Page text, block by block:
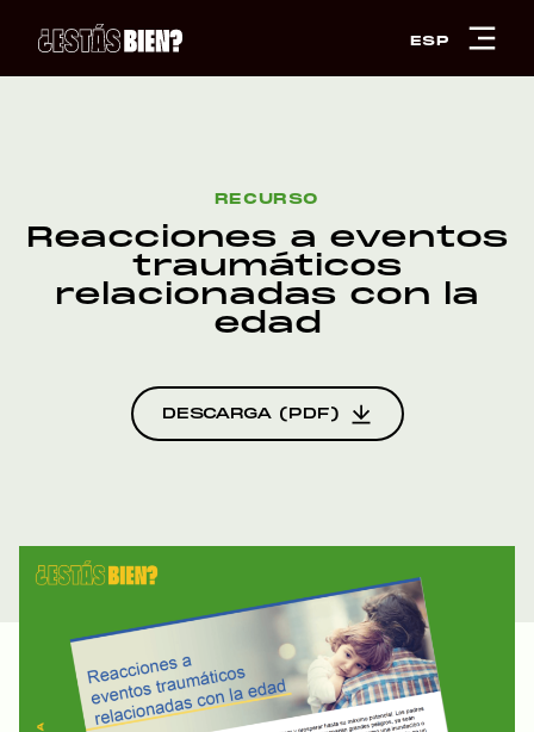
ESP
RECURSO
Reacciones a eventos
traumáticos
relacionadas con la
edad
DESCARGA (PDF)